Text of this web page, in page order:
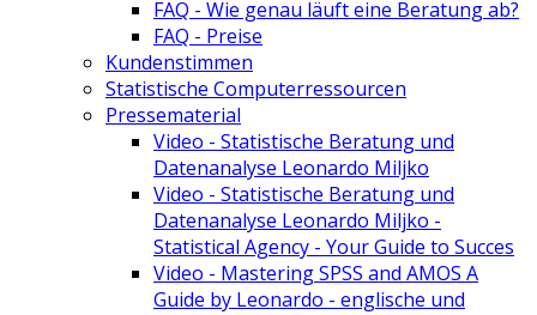
FAQ - Wie genau läuft eine Beratung ab?
FAQ - Preise
Kundenstimmen
Statistische Computerressourcen
Pressematerial
Video - Statistische Beratung und
Datenanalyse Leonardo Miljko
Video - Statistische Beratung und
Datenanalyse Leonardo Miljko -
Statistical Agency - Your Guide to Succes
Video - Mastering SPSS and AMOS A
Guide by Leonardo - englische und